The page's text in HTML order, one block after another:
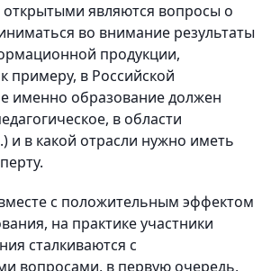
открытыми являются вопросы о
во внимание результаты
продукции,
примеру, в Российской
именно образование должен
в области
и в какой отрасли нужно иметь
с положительным эффектом
на практике участники
сталкиваются с
вопросами, в первую очередь,